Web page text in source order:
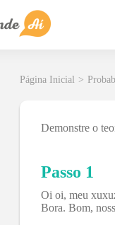
Página Inicial >
Demonstre o
Passo 1
Oi oi, meu
Bora. Bom,